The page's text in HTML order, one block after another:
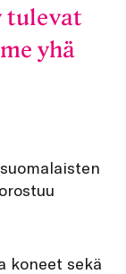
tulevat
yhä
koneet sekä